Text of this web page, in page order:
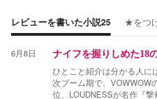
レビューを書いた小説25 ★をつ
6月8日 ナイフを握りしめた18
ひとこと紹介は分かる人に
次ブーム期で、VOWWOW
位、LOUDNESSが名作『